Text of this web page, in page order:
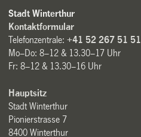
Stadt Winterthur
Kontaktformular
Telefonzentrale:+41 52 267 51 51
Mo–Do: 8–12 & 13.30–17 Uhr
Fr: 8–12 & 13.30–16 Uhr
Hauptsitz
Stadt Winterthur
Pionierstrasse 7
8400 Winterthur